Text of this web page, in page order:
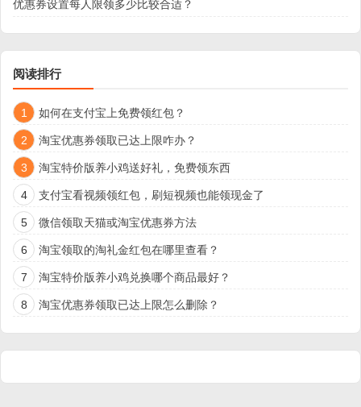
优惠券设置每人限领多少比较合适？
阅读排行
1 如何在支付宝上免费领红包？
2 淘宝优惠券领取已达上限咋办？
3 淘宝特价版养小鸡送好礼，免费领东西
4 支付宝看视频领红包，刷短视频也能领现金了
5 微信领取天猫或淘宝优惠券方法
6 淘宝领取的淘礼金红包在哪里查看？
7 淘宝特价版养小鸡兑换哪个商品最好？
8 淘宝优惠券领取已达上限怎么删除？